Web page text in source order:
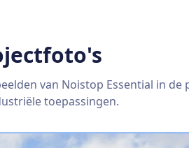
van Noistop Essential in
toepassingen.